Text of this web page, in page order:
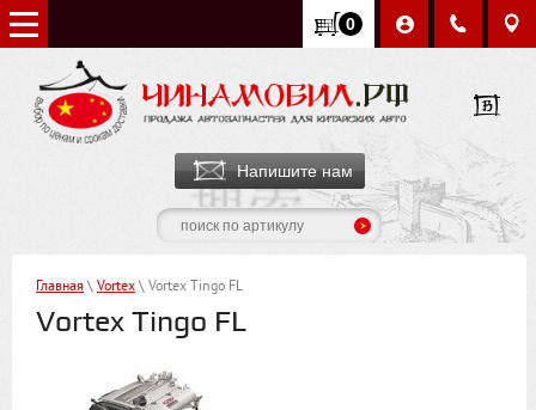
0
Напишите нам
Главная \ Vortex \ Vortex Tingo FL
Vortex Tingo FL